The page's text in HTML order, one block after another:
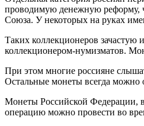
проводимую денежную реформу,
Союза. У некоторых на руках
Таких коллекционеров зачастую
коллекционером-нумизматов.
При этом многие россияне
Остальные монеты всегда можно
Монеты Российской Федерации,
операцию можно провести во